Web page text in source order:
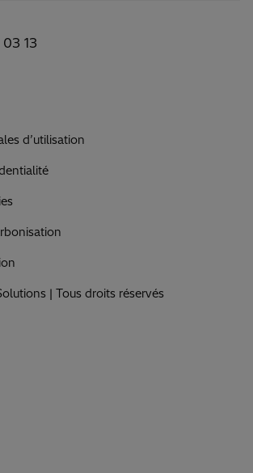
13
d’utilisation
| Tous droits réservés